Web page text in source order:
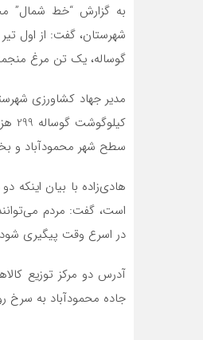
به گزارش “خط شمال”
گوساله، یک تن مرغ
مدیر جهاد کشاورزی
سطح شهر محمودآباد و
هادی‌زاده با بیان اینکه
در اسرع وقت پیگیری
آدرس دو مرکز توزیع
جاده محمودآباد به سرخ